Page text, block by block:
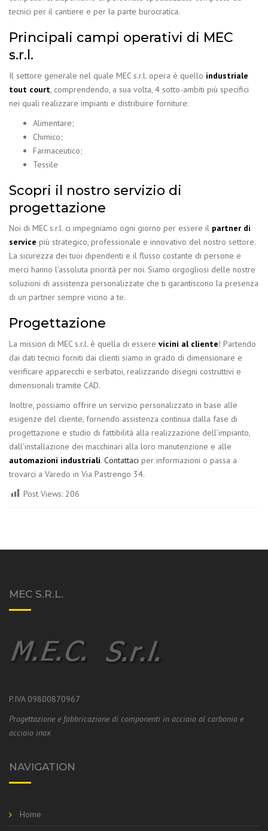
tecnici per il cantiere e per la parte burocratica.
Principali campi operativi di MEC
s.r.l.
Il settore generale nel quale MEC s.r.l. opera è quello industriale
tout court, comprendendo, a sua volta, 4 sotto-ambiti più specifici
nei quali realizzare impianti e distribuire forniture:
Alimentare;
Chimico;
Farmaceutico;
Tessile
Scopri il nostro servizio di
progettazione
Noi di MEC s.r.l. ci impegniamo ogni giorno per essere il partner di
service più strategico, professionale e innovativo del nostro settore.
La sicurezza dei tuoi dipendenti e il flusso costante di persone e
merci hanno l’assoluta priorità per noi. Siamo orgogliosi delle nostre
soluzioni di assistenza personalizzate che ti garantiscono la presenza
di un partner sempre vicino a te.
Progettazione
La mission di MEC s.r.l. è quella di essere vicini al cliente! Partendo
dai dati tecnici forniti dai clienti siamo in grado di dimensionare e
verificare apparecchi e serbatoi, realizzando disegni costruttivi e
dimensionali tramite CAD.
Inoltre, possiamo offrire un servizio personalizzato in base alle
esigenze del cliente, fornendo assistenza continua dalla fase di
progettazione e studio di fattibilità alla realizzazione dell’impianto,
dall’installazione dei macchinari alla loro manutenzione e alle
automazioni industriali. Contattaci per informazioni o passa a
trovarci a Varedo in Via Pastrengo 34.
Post Views: 206
MEC S.R.L.
P.IVA 09800870967
Progettazione e fabbricazione di componenti in acciaio al carbonio e
acciaio inox
NAVIGATION
Home